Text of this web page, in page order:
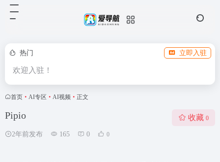
热门 立即入驻
欢迎入驻！
首页 • AI专区 • AI视频 • 正文
Pipio
2年前发布 165 0 0
收藏 0